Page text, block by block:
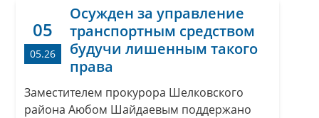
05
05.26
Осужден за управление
транспортным средством
будучи лишенным такого
права
Заместителем прокурора Шелковского
района Аюбом Шайдаевым поддержано